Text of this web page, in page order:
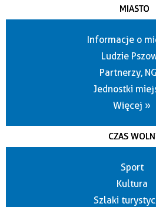
MIASTO
Informacje o
Ludzie
Partnerzy,
Jednostki
Więcej »
CZAS
Sport
Kultura
Szlaki